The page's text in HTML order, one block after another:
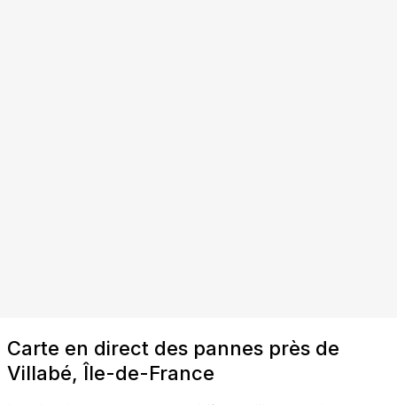
Carte en direct des pannes près de
Villabé, Île-de-France